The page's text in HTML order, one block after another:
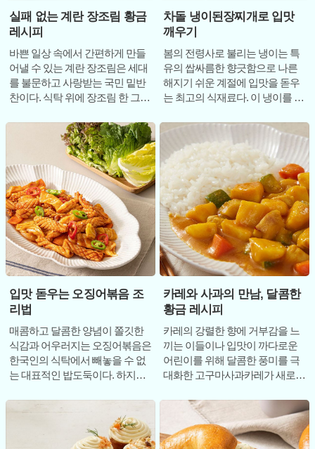
실패 없는 계란 장조림 황금
레시피
바쁜 일상 속에서 간편하게 만들
어낼 수 있는 계란 장조림은 세대
를 불문하고 사랑받는 국민 밑반
찬이다. 식탁 위에 장조림 한 그릇
차돌 냉이된장찌개로 입맛
깨우기
봄의 전령사로 불리는 냉이는 특
유의 쌉싸름한 향긋함으로 나른
해지기 쉬운 계절에 입맛을 돋우
는 최고의 식재료다. 이 냉이를 구
돌박이까지 곁들
입맛 돋우는 오징어볶음 조
리법
매콤하고 달콤한 양념이 쫄깃한
식감과 어우러지는 오징어볶음은
한국인의 식탁에서 빼놓을 수 없
는 대표적인 밥도둑이다. 하지만
카레와 사과의 만남, 달콤한
황금 레시피
카레의 강렬한 향에 거부감을 느
끼는 이들이나 입맛이 까다로운
어린이를 위해 달콤한 풍미를 극
대화한 고구마사과카레가 새로운
전통적인 카레가